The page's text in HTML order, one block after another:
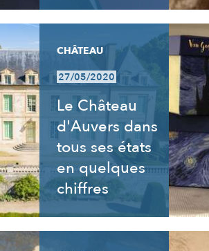
CHÂTEAU
27/05/2020
Le Château
d'Auvers dans
tous ses états
en quelques
chiffres